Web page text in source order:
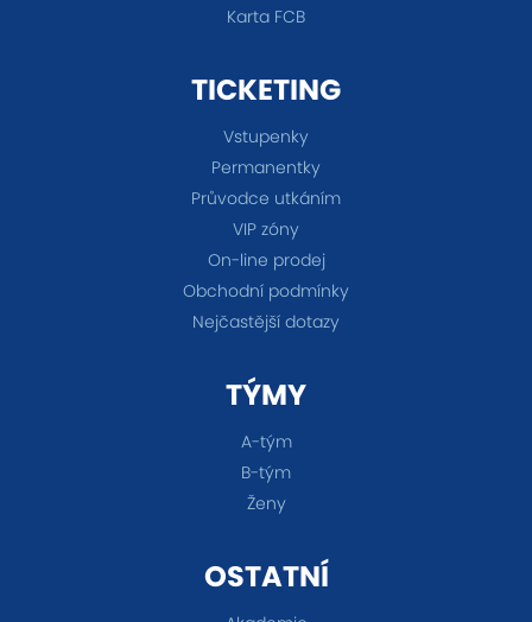
Karta FCB
TICKETING
Vstupenky
Permanentky
Průvodce utkáním
VIP zóny
On-line prodej
Obchodní podmínky
Nejčastější dotazy
TÝMY
A-tým
B-tým
Ženy
OSTATNÍ